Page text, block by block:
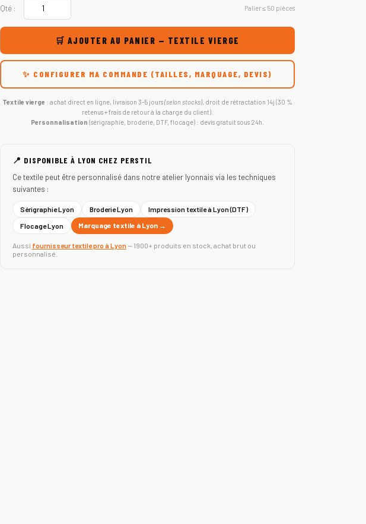
Qté : Palier ≤ 50 pièces
🛒 AJOUTER AU PANIER — TEXTILE VIERGE
✨ CONFIGURER MA COMMANDE (TAILLES, MARQUAGE, DEVIS)
Textile vierge : achat direct en ligne, livraison 3-5 jours(selon stocks), droit de rétractation 14j (30 %
retenus + frais de retour à la charge du client).
Personnalisation (sérigraphie, broderie, DTF, flocage) : devis gratuit sous 24h.
📍 DISPONIBLE À LYON CHEZ PERSTIL
Ce textile peut être personnalisé dans notre atelier lyonnais via les techniques
suivantes :
Sérigraphie Lyon Broderie Lyon
Impression textile à Lyon (DTF)
Flocage Lyon
Marquage textile à Lyon →
Aussi fournisseur textile pro à Lyon— 1900+ produits en stock, achat brut ou
personnalisé.